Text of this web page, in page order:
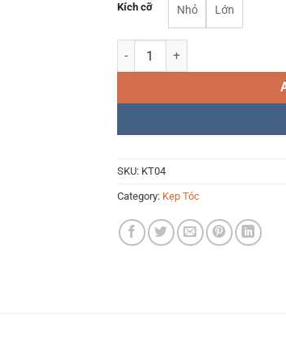
Kích cỡ Nhỏ Lớn
Kẹp tóc hình mây KT06 quantity
SKU: KT04
Category: Kẹp Tóc